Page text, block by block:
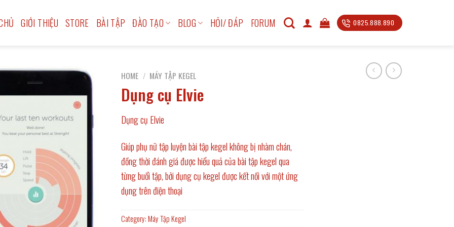
GIỚI THIỆU STORE BÀI TẬP ĐÀO TẠO BLOG HỎI/ ĐÁP FORUM 0825.888.890
HOME / MÁY TẬP KEGEL
Dụng cụ Elvie
Dụng cụ Elvie
Giúp phụ nữ tập luyện bài tập kegel không bị nhàm chán,
đồng thời đánh giá được hiểu quả của bài tập kegel qua
từng buổi tập, bởi dụng cụ kegel được kết nối với một ứng
dụng trên điện thoại
Category:Máy Tập Kegel